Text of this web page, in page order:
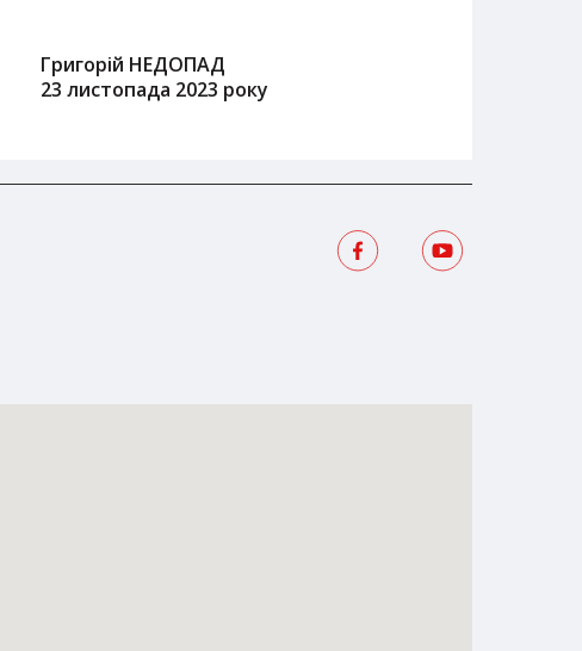
Григорій НЕДОПАД
23 листопада 2023 року